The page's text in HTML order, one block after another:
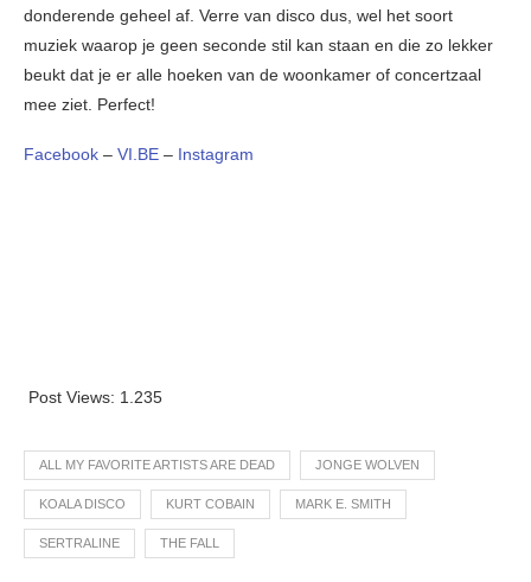
donderende geheel af. Verre van disco dus, wel het soort
muziek waarop je geen seconde stil kan staan en die zo lekker
beukt dat je er alle hoeken van de woonkamer of concertzaal
mee ziet. Perfect!
Facebook – VI.BE – Instagram
Post Views: 1.235
ALL MY FAVORITE ARTISTS ARE DEAD JONGE WOLVEN
KOALA DISCO KURT COBAIN MARK E. SMITH
SERTRALINE THE FALL